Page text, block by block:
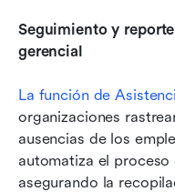
Seguimiento y
gerencial
La función de
organizaciones
ausencias de los
automatiza el
asegurando la